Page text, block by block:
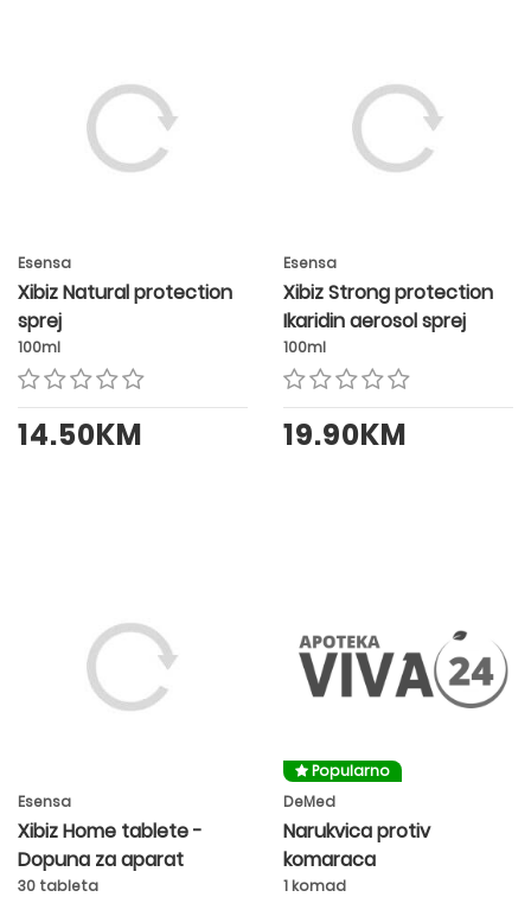
Esensa
Xibiz Natural protection
sprej
100ml
14.50KM
Esensa
Xibiz Strong protection
Ikaridin aerosol sprej
100ml
19.90KM
Esensa
Xibiz Home tablete -
Dopuna za aparat
30 tableta
Popularno
DeMed
Narukvica protiv
komaraca
1 komad